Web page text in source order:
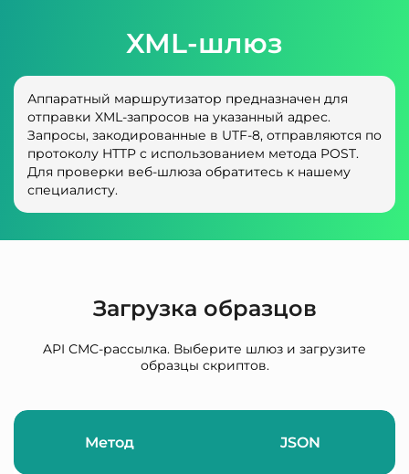
XML-шлюз
Аппаратный маршрутизатор предназначен для
отправки XML-запросов на указанный адрес.
Запросы, закодированные в UTF-8, отправляются по
протоколу HTTP с использованием метода POST.
Для проверки веб-шлюза обратитесь к нашему
специалисту.
Загрузка образцов
API СМС-рассылка. Выберите шлюз и загрузите
образцы скриптов.
Метод JSON